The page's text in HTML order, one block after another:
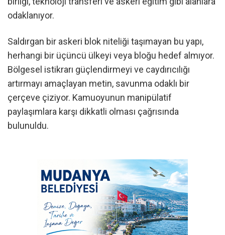
odaklanıyor.
Saldırgan bir askeri blok niteliği taşımayan bu yapı,
herhangi bir üçüncü ülkeyi veya bloğu hedef almıyor.
Bölgesel istikrarı güçlendirmeyi ve caydırıcılığı
artırmayı amaçlayan metin, savunma odaklı bir
çerçeve çiziyor. Kamuoyunun manipülatif
paylaşımlara karşı dikkatli olması çağrısında
bulunuldu.